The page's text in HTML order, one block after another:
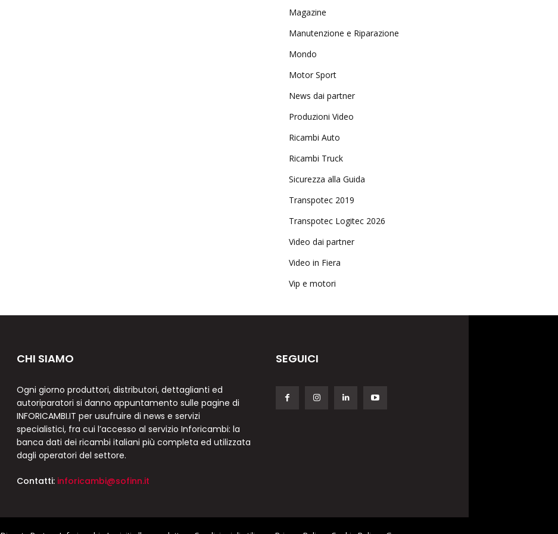
Magazine
Manutenzione e Riparazione
Mondo
Motor Sport
News dai partner
Produzioni Video
Ricambi Auto
Ricambi Truck
Sicurezza alla Guida
Transpotec 2019
Transpotec Logitec 2026
Video dai partner
Video in Fiera
Vip e motori
CHI SIAMO
Ogni giorno produttori, distributori, dettaglianti ed
autoriparatori si danno appuntamento sulle pagine di
INFORICAMBI.IT per usufruire di news e servizi
specialistici, fra cui l’accesso al servizio Inforicambi: la
banca dati dei ricambi italiani più completa ed utilizzata
dagli operatori del settore.
Contatti: inforicambi@sofinn.it
SEGUICI